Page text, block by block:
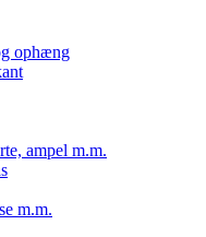
ophæng
ampel m.m.
m.m.